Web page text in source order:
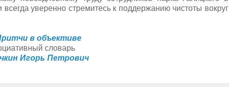
уверенно стремитесь к поддержанию чистоты вокруг
в объективе
словарь
Игорь Петрович